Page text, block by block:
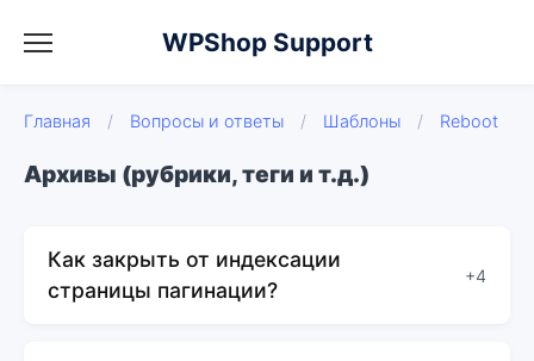
WPShop Support
Главная / Вопросы и ответы / Шаблоны / Reboot
Архивы (рубрики, теги и т.д.)
Как закрыть от индексации
страницы пагинации?
+4